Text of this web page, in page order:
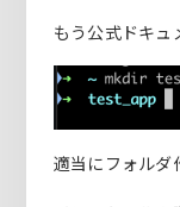
もう公式ドキュ
適当にフォルダ